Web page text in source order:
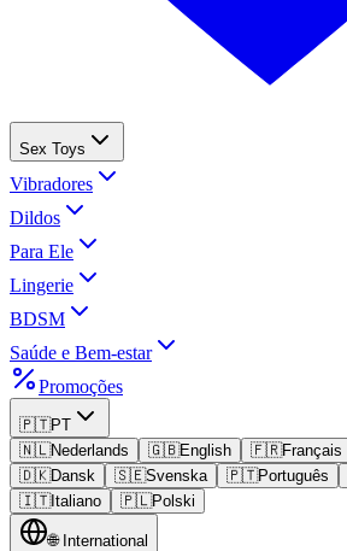
Sex Toys
Vibradores
Dildos
Para Ele
Lingerie
BDSM
Saúde e Bem-estar
Promoções
🇵🇹PT
🇳🇱Nederlands 🇬🇧English 🇫🇷Français
🇩🇰Dansk 🇸🇪Svenska 🇵🇹Português
🇮🇹Italiano 🇵🇱Polski
🌐 International